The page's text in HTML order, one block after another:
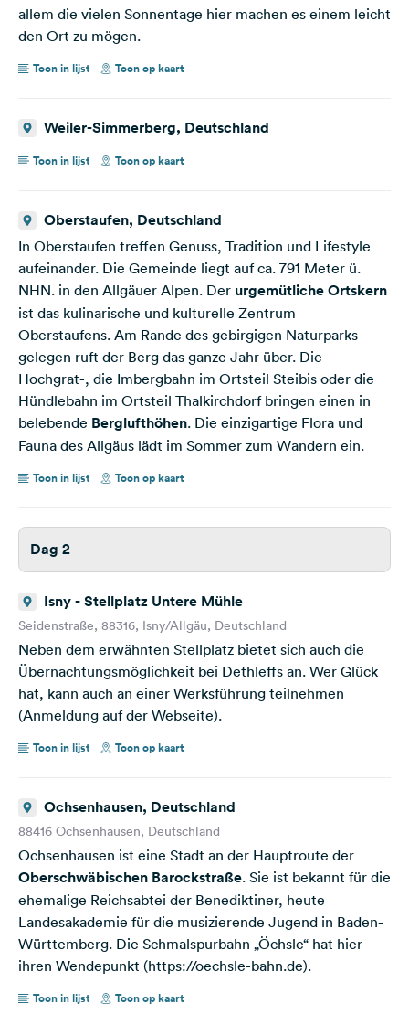
allem die vielen Sonnentage hier machen es einem leicht
den Ort zu mögen.
Toon in lijst Toon op kaart
Weiler-Simmerberg, Deutschland
Toon in lijst Toon op kaart
Oberstaufen, Deutschland
In Oberstaufen treffen Genuss, Tradition und Lifestyle
aufeinander. Die Gemeinde liegt auf ca. 791 Meter ü.
NHN. in den Allgäuer Alpen. Der urgemütliche Ortskern
ist das kulinarische und kulturelle Zentrum
Oberstaufens. Am Rande des gebirgigen Naturparks
gelegen ruft der Berg das ganze Jahr über. Die
Hochgrat-, die Imbergbahn im Ortsteil Steibis oder die
Hündlebahn im Ortsteil Thalkirchdorf bringen einen in
belebende Berglufthöhen. Die einzigartige Flora und
Fauna des Allgäus lädt im Sommer zum Wandern ein.
Toon in lijst Toon op kaart
Dag 2
Isny - Stellplatz Untere Mühle
Seidenstraße, 88316, Isny/Allgäu, Deutschland
Neben dem erwähnten Stellplatz bietet sich auch die
Übernachtungsmöglichkeit bei Dethleffs an. Wer Glück
hat, kann auch an einer Werksführung teilnehmen
(Anmeldung auf der Webseite).
Toon in lijst Toon op kaart
Ochsenhausen, Deutschland
88416 Ochsenhausen, Deutschland
Ochsenhausen ist eine Stadt an der Hauptroute der
Oberschwäbischen Barockstraße. Sie ist bekannt für die
ehemalige Reichsabtei der Benediktiner, heute
Landesakademie für die musizierende Jugend in Baden-
Württemberg. Die Schmalspurbahn „Öchsle“ hat hier
ihren Wendepunkt (https://oechsle-bahn.de).
Toon in lijst Toon op kaart